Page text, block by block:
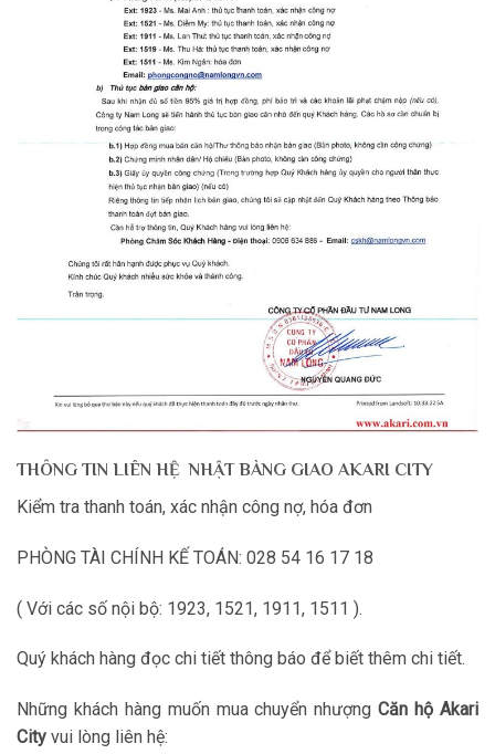
THÔNG TIN LIÊN HỆ NHẬT BÀNG GIAO AKARI CITY
Kiểm tra thanh toán, xác nhận công nợ, hóa đơn
PHÒNG TÀI CHÍNH KẾ TOÁN: 028 54 16 17 18
( Với các số nội bộ: 1923, 1521, 1911, 1511 ).
Quý khách hàng đọc chi tiết thông báo để biết thêm chi tiết.
Những khách hàng muốn mua chuyển nhượngCăn hộ Akari
City vui lòng liên hệ: